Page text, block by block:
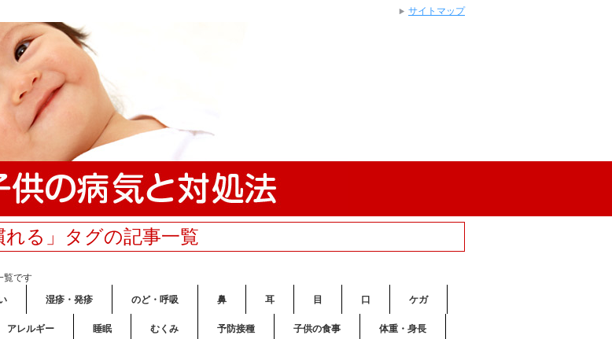
れる」タグの記事一覧
覧です
湿疹・発疹 のど・呼吸 鼻 耳 目 口 ケガ
アレルギー 睡眠 むくみ 予防接種 子供の食事 体重・身長
サイトマップ